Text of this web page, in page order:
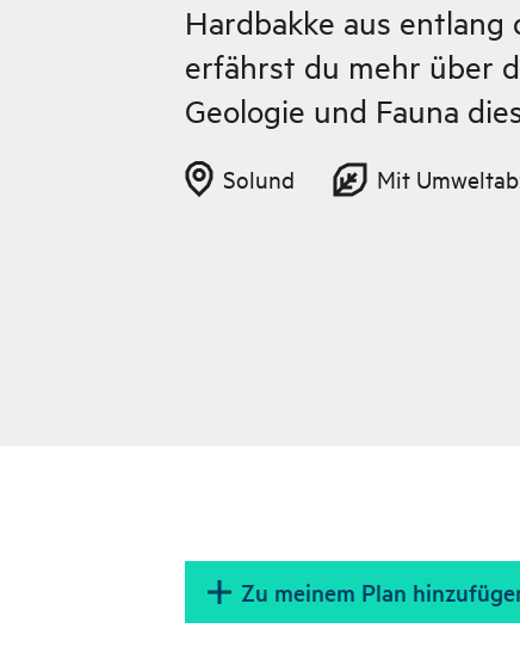
Hardbakke aus entlang
erfährst du mehr über
Geologie und Fauna
Solund Mit
Zu meinem Plan